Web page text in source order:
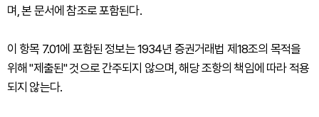
며, 본 문서에 참조로 포함된다.
이 항목 7.01에 포함된 정보는 1934년 증권거래법 제18조의 목적을
위해 "제출된" 것으로 간주되지 않으며, 해당 조항의 책임에 따라 적용
되지 않는다.